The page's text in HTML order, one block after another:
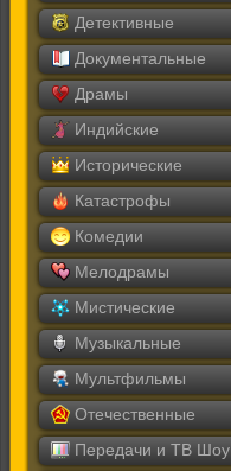
Детективные
Документальные
Драмы
Индийские
Исторические
Катастрофы
Комедии
Мелодрамы
Мистические
Музыкальные
Мультфильмы
Отечественные
Передачи и ТВ Шоу